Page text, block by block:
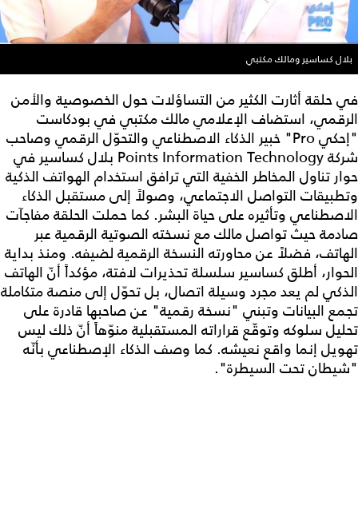
بلال كساسير ومالك مكتبي
في حلقة أثارت الكثير من التساؤلات حول الخصوصية والأمن
الرقمي، استضاف الإعلامي مالك مكتبي في بودكاست
"إحكي Pro" خبير الذكاء الاصطناعي والتحوّل الرقمي وصاحب
شركة Points Information Technology بلال كساسير في
حوار تناول المخاطر الخفية التي ترافق استخدام الهواتف الذكية
وتطبيقات التواصل الاجتماعي، وصولاً إلى مستقبل الذكاء
الاصطناعي وتأثيره على حياة البشر. كما حملت الحلقة مفاجآت
صادمة حيث تواصل مالك مع نسخته الصوتية الرقمية عبر
الهاتف، فضلاً عن محاورته النسخة الرقمية لضيفه. ومنذ بداية
الحوار، أطلق كساسير سلسلة تحذيرات لافتة، مؤكداً أنّ الهاتف
الذكي لم يعد مجرد وسيلة اتصال، بل تحوّل إلى منصة متكاملة
تجمع البيانات وتبني "نسخة رقمية" عن صاحبها قادرة على
تحليل سلوكه وتوقّع قراراته المستقبلية منوّهاً أنّ ذلك ليس
تهويل إنما واقع نعيشه. كما وصف الذكاء الإصطناعي بأنّه
"شيطان تحت السيطرة".